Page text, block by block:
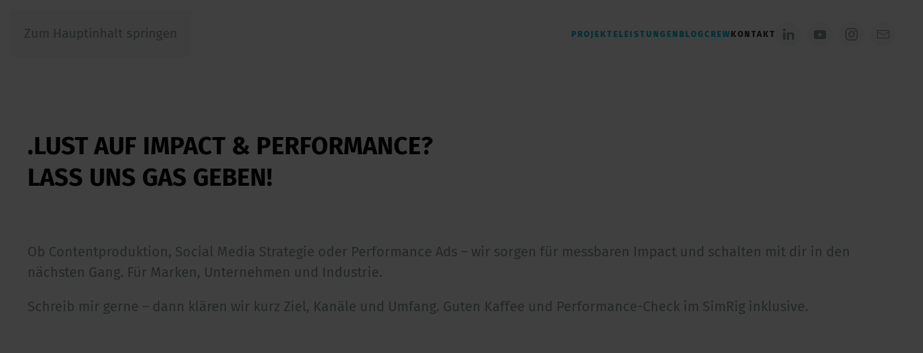
Zum Hauptinhalt springen PROJEKTE LEISTUNGEN BLOG CREW KONTAKT
.LUST AUF IMPACT & PERFORMANCE?
LASS UNS GAS GEBEN!
Ob Contentproduktion, Social Media Strategie oder Performance Ads – wir sorgen für messbaren Impact und schalten mit dir in den
nächsten Gang. Für Marken, Unternehmen und Industrie.
Schreib mir gerne – dann klären wir kurz Ziel, Kanäle und Umfang. Guten Kaffee und Performance-Check im SimRig inklusive.